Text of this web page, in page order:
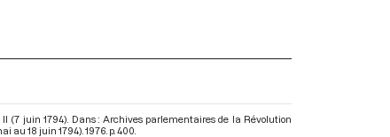
(7 juin 1794). Dans : Archives parlementaires de la Révolution
au 18 juin 1794) . 1976. p. 400.